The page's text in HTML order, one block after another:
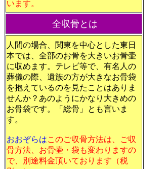
います。
全収骨とは
人間の場合、 関東を中心とした東日
本では、全部のお骨を大きいお骨壷
に収めます。テレビ等で、有名人の
葬儀の際、遺族の方が大きなお骨袋
を抱えているのを見たことはありま
せんか？あのようにかなり大きめの
お骨袋です。「総骨」とも言いま
す。
おおぞらはこのご収骨方法は、ご収
骨方法、お骨壷・袋も変わりますの
で、別途料金頂いております（税